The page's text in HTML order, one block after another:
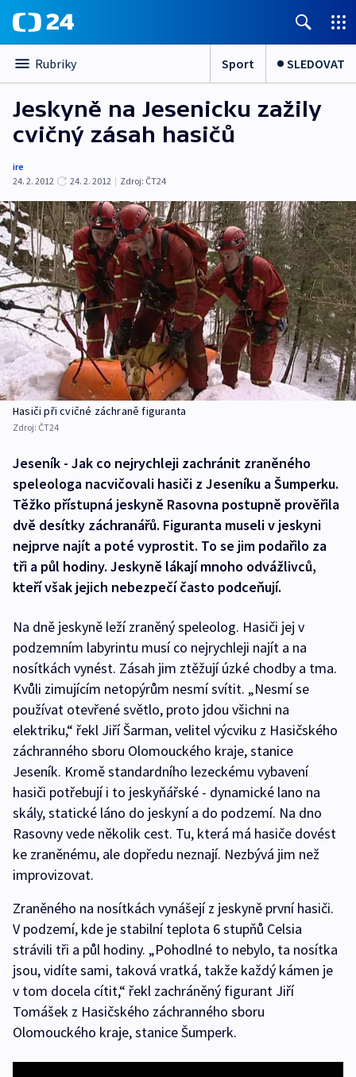
Rubriky Sport SLEDOVAT
Jeskyně na Jesenicku zažily
cvičný zásah hasičů
ire
24. 2. 2012
24. 2. 2012 | Zdroj: ČT24
Hasiči při cvičné záchraně figuranta
Zdroj: ČT24
Jeseník - Jak co nejrychleji zachránit zraněného
speleologa nacvičovali hasiči z Jeseníku a Šumperku.
Těžko přístupná jeskyně Rasovna postupně prověřila
dvě desítky záchranářů. Figuranta museli v jeskyni
nejprve najít a poté vyprostit. To se jim podařilo za
tři a půl hodiny. Jeskyně lákají mnoho odvážlivců,
kteří však jejich nebezpečí často podceňují.
Na dně jeskyně leží zraněný speleolog. Hasiči jej v
podzemním labyrintu musí co nejrychleji najít a na
nosítkách vynést. Zásah jim ztěžují úzké chodby a tma.
Kvůli zimujícím netopýrům nesmí svítit. „Nesmí se
používat otevřené světlo, proto jdou všichni na
elektriku,“ řekl Jiří Šarman, velitel výcviku z Hasičského
záchranného sboru Olomouckého kraje, stanice
Jeseník. Kromě standardního lezeckému vybavení
hasiči potřebují i to jeskyňářské - dynamické lano na
skály, statické láno do jeskyní a do podzemí. Na dno
Rasovny vede několik cest. Tu, která má hasiče dovést
ke zraněnému, ale dopředu neznají. Nezbývá jim než
improvizovat.
Zraněného na nosítkách vynášejí z jeskyně první hasiči.
V podzemí, kde je stabilní teplota 6 stupňů Celsia
strávili tři a půl hodiny. „Pohodlné to nebylo, ta nosítka
jsou, vidíte sami, taková vratká, takže každý kámen je
v tom docela cítit,“ řekl zachráněný figurant Jiří
Tomášek z Hasičského záchranného sboru
Olomouckého kraje, stanice Šumperk.